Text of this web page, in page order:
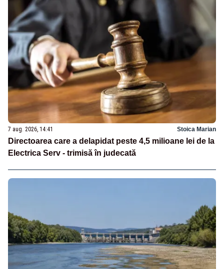
7 aug. 2026, 14:41 Stoica Marian
Directoarea care a delapidat peste 4,5 milioane lei de la
Electrica Serv - trimisă în judecată